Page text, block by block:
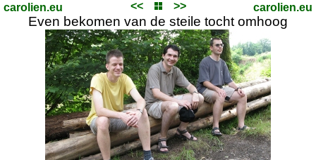
carolien.eu << >> carolien.eu
Even bekomen van de steile tocht omhoog